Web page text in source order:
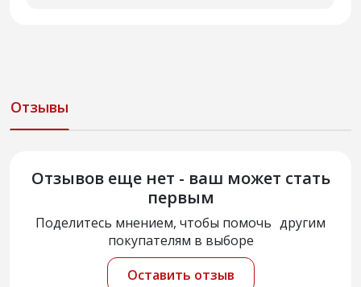
Отзывы
Отзывов еще нет - ваш может стать
первым
Поделитесь мнением, чтобы помочь другим
покупателям в выборе
Оставить отзыв